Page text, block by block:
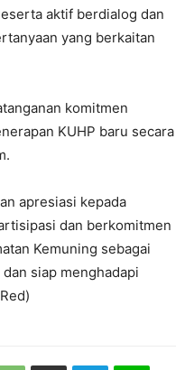
aktif berdialog dan
yang berkaitan
komitmen
KUHP baru secara
apresiasi kepada
dan berkomitmen
Kemuning sebagai
siap menghadapi